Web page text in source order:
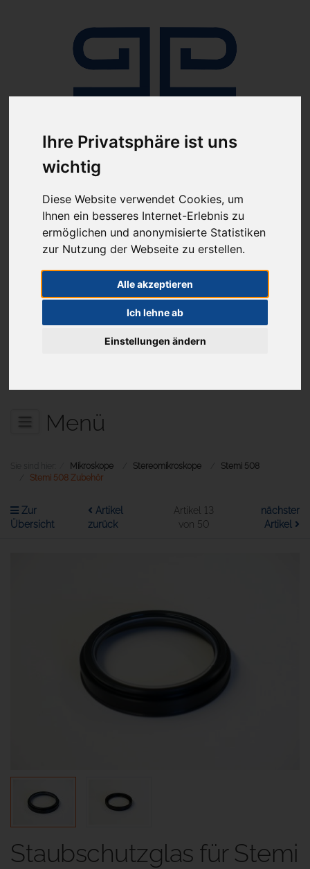
Ihre Privatsphäre ist uns
wichtig
Diese Website verwendet Cookies, um
Ihnen ein besseres Internet-Erlebnis zu
ermöglichen und anonymisierte Statistiken
zur Nutzung der Webseite zu erstellen.
Alle akzeptieren
Ich lehne ab
Einstellungen ändern
Anmelden
ab 100€ versandkostenfrei
Sie haben Fragen?
07641-9360300
Menü
Sie sind hier: Mikroskope Stereomikroskope
Stemi 508
Stemi 508 Zubehör
Zur
Übersicht
Artikel
zurück
Artikel 13
von 50
nächster
Artikel
Staubschutzglas für Stemi